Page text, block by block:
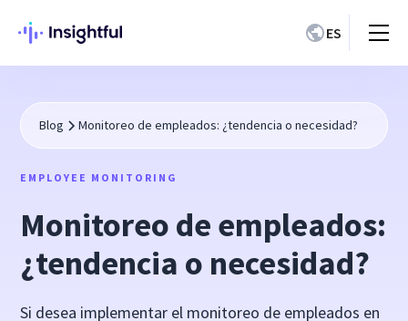
ES
Blog Monitoreo de empleados: ¿tendencia o necesidad?
EMPLOYEE MONITORING
Monitoreo de empleados:
¿tendencia o necesidad?
Si desea implementar el monitoreo de empleados en